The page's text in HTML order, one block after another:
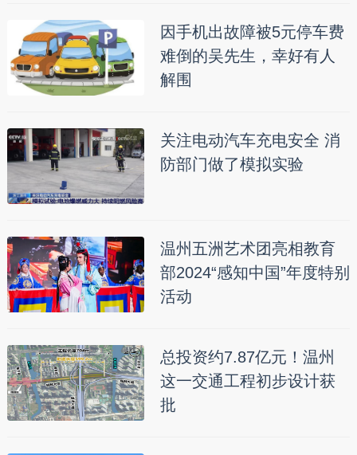
因手机出故障被5元停车费
难倒的吴先生，幸好有人
解围
关注电动汽车充电安全 消
防部门做了模拟实验
温州五洲艺术团亮相教育
部2024“感知中国”年度特别
活动
总投资约7.87亿元！温州
这一交通工程初步设计获
批